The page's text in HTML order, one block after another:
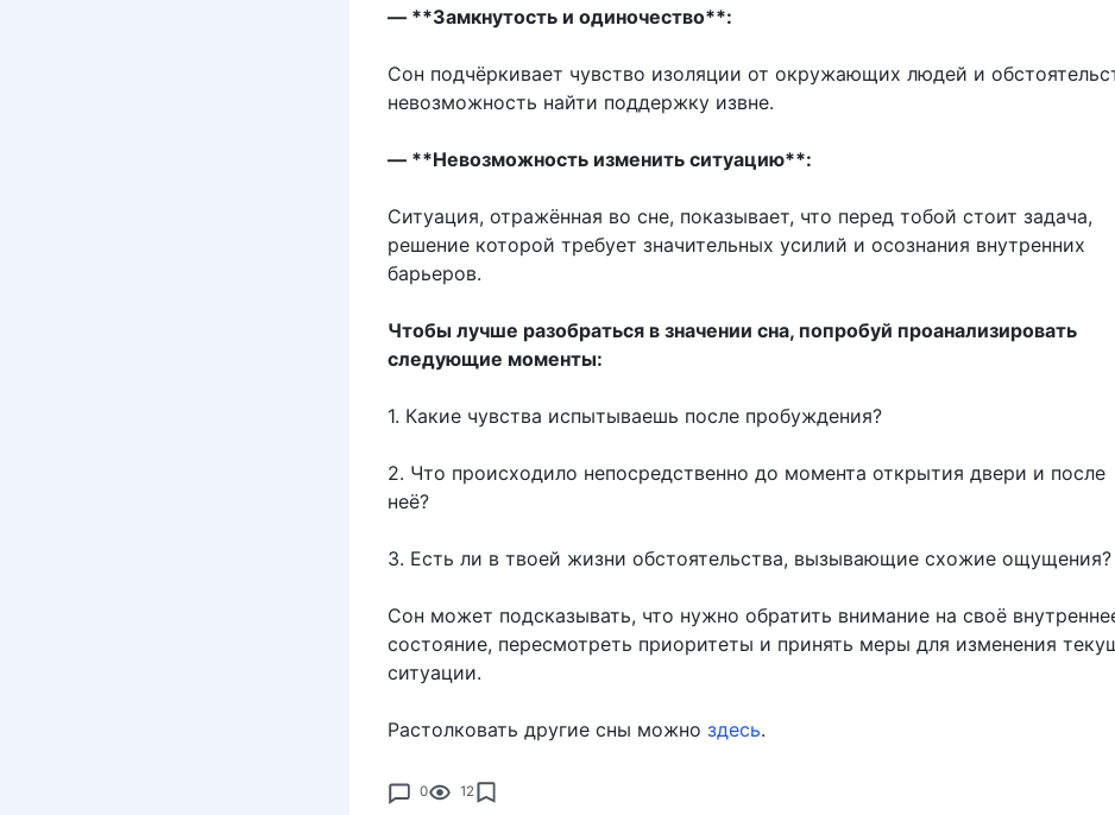
— **Замкнутость и одиночество**:
Сон подчёркивает чувство изоляции от окружающих людей и
невозможность найти поддержку извне.
— **Невозможность изменить ситуацию**:
Ситуация, отражённая во сне, показывает, что перед тобой стоит задача,
решение которой требует значительных усилий и осознания внутренних
барьеров.
Чтобы лучше разобраться в значении сна, попробуй проанализировать
следующие моменты:
1. Какие чувства испытываешь после пробуждения?
2. Что происходило непосредственно до момента открытия двери и после
неё?
3. Есть ли в твоей жизни обстоятельства, вызывающие схожие ощущения?
Сон может подсказывать, что нужно обратить внимание на своё
состояние, пересмотреть приоритеты и принять меры для изменения
ситуации.
Растолковать другие сны можно здесь.
0 12